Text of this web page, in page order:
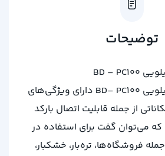
توضیحات
ترازوی کارین 50 کیلویی BD– PC100 دارای ویژگی‌های
از جمله قابلیت اتصال بارکد
که می‌توان گفت برای استفاده در
فروشگاه‌ها، تره‌بار، خشکبار،